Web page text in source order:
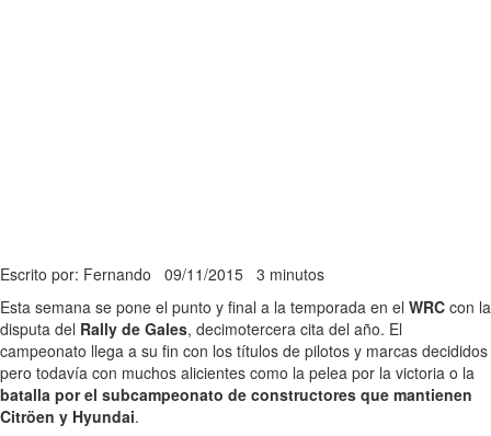
Escrito por: Fernando 09/11/2015 3 minutos
Esta semana se pone el punto y final a la temporada en el WRC con la
disputa del Rally de Gales, decimotercera cita del año. El
campeonato llega a su fin con los títulos de pilotos y marcas decididos
pero todavía con muchos alicientes como la pelea por la victoria o la
batalla por el subcampeonato de constructores que mantienen
Citröen y Hyundai.